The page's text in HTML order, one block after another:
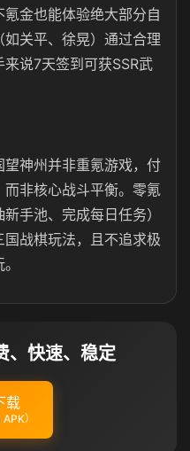
金也能体验绝大部分自
关平、徐晃）通过合理
说7天签到可获SSR武
神州并非重氪游戏，付
非核心战斗平衡。零氪
手池、完成每日任务）
战棋玩法，且不追求极
、快速、稳定
载
）